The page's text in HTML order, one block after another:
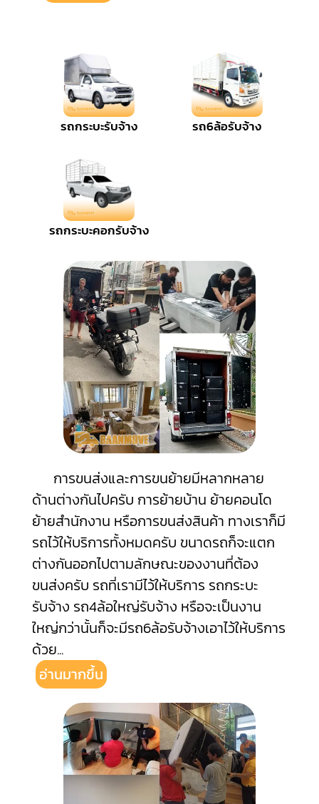
รถกระบะรับจ้าง รถ6ล้อรับจ้าง
รถกระบะคอกรับจ้าง
การขนส่งและการขนย้ายมีหลากหลาย
ด้านต่างกันไปครับ การย้ายบ้าน ย้ายคอนโด
ย้ายสำนักงาน หรือการขนส่งสินค้า ทางเราก็มี
รถไว้ให้บริการทั้งหมดครับ ขนาดรถก็จะแตก
ต่างกันออกไปตามลักษณะของงานที่ต้อง
ขนส่งครับ รถที่เรามีไว้ให้บริการ รถกระบะ
รับจ้าง รถ4ล้อใหญ่รับจ้าง หรือจะเป็นงาน
ใหญ่กว่านั้นก็จะมีรถ6ล้อรับจ้างเอาไว้ให้บริการ
ด้วย...
อ่านมากขึ้น